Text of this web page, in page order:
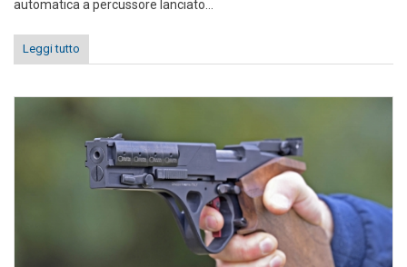
automatica a percussore lanciato...
Leggi tutto